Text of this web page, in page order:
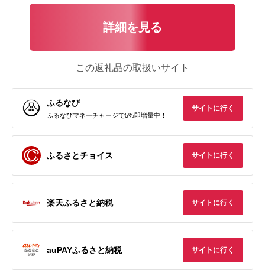
詳細を見る
この返礼品の取扱いサイト
ふるなび
ふるなびマネーチャージで5%即増量中！
サイトに行く
ふるさとチョイス サイトに行く
楽天ふるさと納税 サイトに行く
auPAYふるさと納税 サイトに行く